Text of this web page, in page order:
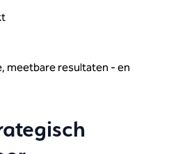
meetbare resultaten - en